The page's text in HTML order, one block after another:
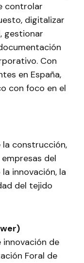
controlar
digitalizar
gestionar
Con
en España,
con foco en el
la construcción,
del
innovación, la
del tejido
innovación de
Foral de